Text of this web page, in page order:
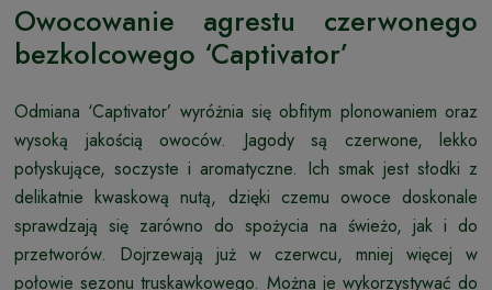
Owocowanie agrestu czerwonego
bezkolcowego ‘Captivator’
Odmiana ‘Captivator’ wyróżnia się obfitym plonowaniem oraz
wysoką jakością owoców. Jagody są czerwone, lekko
połyskujące, soczyste i aromatyczne. Ich smak jest słodki z
delikatnie kwaskową nutą, dzięki czemu owoce doskonale
sprawdzają się zarówno do spożycia na świeżo, jak i do
przetworów. Dojrzewają już w czerwcu, mniej więcej w
połowie sezonu truskawkowego. Można je wykorzystywać do